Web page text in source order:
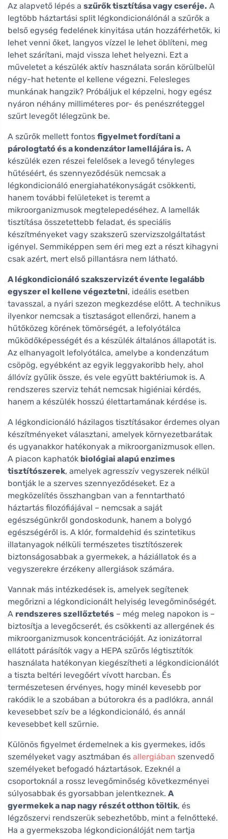
Az alapvető lépés a szűrők tisztítása vagy cseréje. A
legtöbb háztartási split légkondicionálónál a szűrők a
belső egység fedelének kinyitása után hozzáférhetők, ki
lehet venni őket, langyos vízzel le lehet öblíteni, meg
lehet szárítani, majd vissza lehet helyezni. Ezt a
műveletet a készülék aktív használata során körülbelül
négy-hat hetente el kellene végezni. Felesleges
munkának hangzik? Próbáljuk el képzelni, hogy egész
nyáron néhány milliméteres por- és penészréteggel
szűrt levegőt lélegzünk be.
A szűrők mellett fontos figyelmet fordítani a
párologtató és a kondenzátor lamellájára is. A
készülék ezen részei felelősek a levegő tényleges
hűtéséért, és szennyeződésük nemcsak a
légkondicionáló energiahatékonyságát csökkenti,
hanem további felületeket is teremt a
mikroorganizmusok megtelepedéséhez. A lamellák
tisztítása összetettebb feladat, és speciális
készítményeket vagy szakszerű szervizszolgáltatást
igényel. Semmiképpen sem éri meg ezt a részt kihagyni
csak azért, mert első pillantásra nem látható.
A légkondicionáló szakszervizét évente legalább
egyszer el kellene végeztetni, ideális esetben
tavasszal, a nyári szezon megkezdése előtt. A technikus
ilyenkor nemcsak a tisztaságot ellenőrzi, hanem a
hűtőközeg körének tömörségét, a lefolyótálca
működőképességét és a készülék általános állapotát is.
Az elhanyagolt lefolyótálca, amelybe a kondenzátum
csöpög, egyébként az egyik leggyakoribb hely, ahol
állóvíz gyűlik össze, és vele együtt baktériumok is. A
rendszeres szerviz tehát nemcsak higiéniai kérdés,
hanem a készülék hosszú élettartamának kérdése is.
A légkondicionáló házilagos tisztításakor érdemes olyan
készítményeket választani, amelyek környezetbarátak
és ugyanakkor hatékonyak a mikroorganizmusok ellen.
A piacon kaphatók biológiai alapú enzimes
tisztítószerek, amelyek agresszív vegyszerek nélkül
bontják le a szerves szennyeződéseket. Ez a
megközelítés összhangban van a fenntartható
háztartás filozófiájával – nemcsak a saját
egészségünkről gondoskodunk, hanem a bolygó
egészségéről is. A klór, formaldehid és szintetikus
illatanyagok nélküli természetes tisztítószerek
biztonságosabbak a gyermekek, a háziállatok és a
vegyszerekre érzékeny allergiások számára.
Vannak más intézkedések is, amelyek segítenek
megőrizni a légkondicionált helyiség levegőminőségét.
A rendszeres szellőztetés – még meleg napokon is –
biztosítja a levegőcserét, és csökkenti az allergének és
mikroorganizmusok koncentrációját. Az ionizátorral
ellátott párásítók vagy a HEPA szűrős légtisztítók
használata hatékonyan kiegészítheti a légkondicionálót
a tiszta beltéri levegőért vívott harcban. És
természetesen érvényes, hogy minél kevesebb por
rakódik le a szobában a bútorokra és a padlókra, annál
kevesebbet szív be a légkondicionáló, és annál
kevesebbet kell szűrnie.
Különös figyelmet érdemelnek a kis gyermekes, idős
személyeket vagy asztmában és allergiában szenvedő
személyeket befogadó háztartások. Ezeknél a
csoportoknál a rossz levegőminőség következményei
súlyosabbak és gyorsabban jelentkeznek. A
gyermekek a nap nagy részét otthon töltik, és
légzőszervi rendszerük sebezhetőbb, mint a felnőtteké.
Ha a gyermekszoba légkondicionálóját nem tartja